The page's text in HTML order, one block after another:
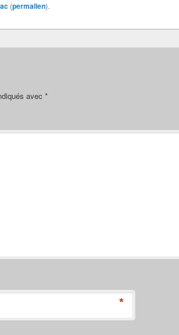
(permalien).
avec *
*